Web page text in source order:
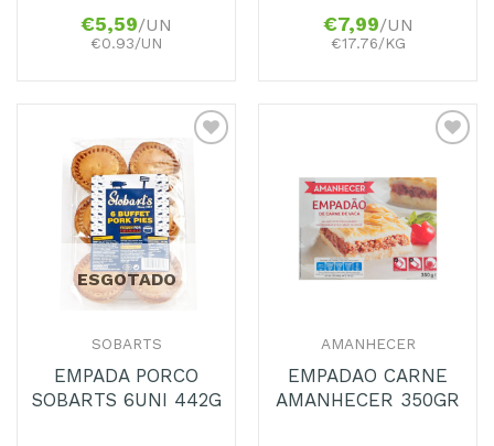
€5,59/UN
€0.93/UN
€7,99/UN
€17.76/KG
Adicionar
Favoritos
ESGOTADO
SOBARTS
EMPADA PORCO
SOBARTS 6UNI 442G
Adicionar
aos
Favoritos
AMANHECER
EMPADAO CARNE
AMANHECER 350GR